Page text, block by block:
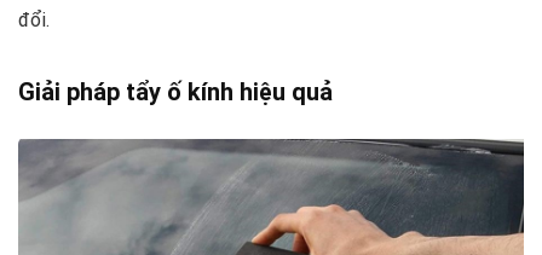
đổi.
Giải pháp tẩy ố kính hiệu quả